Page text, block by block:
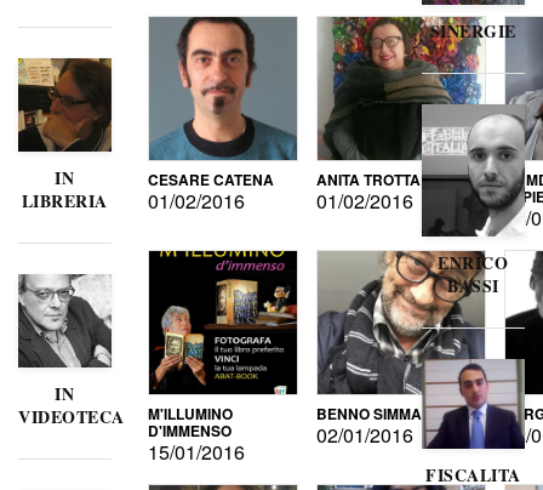
IN
LIBRERIA
IN
VIDEOTECA
CESARE CATENA
01/02/2016
ANITA TROTTA
01/02/2016 DI
15/
M'ILLUMINO
D'IMMENSO
15/01/2016
BENNO SIMMA
02/01/2016
SINERGIE
ENRICO
BASSI
FISCALITA